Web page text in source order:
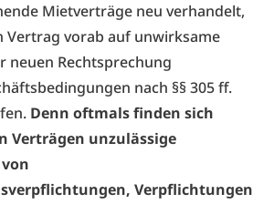
Mietverträge neu verhandelt,
Vertrag vorab auf unwirksame
neuen Rechtsprechung
nach §§ 305 ff.
Denn oftmals finden sich
Verträgen unzulässige
Verpflichtungen